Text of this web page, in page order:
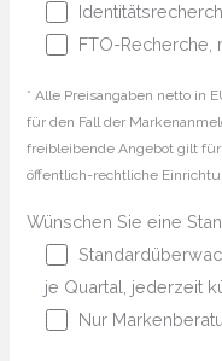
FTO-Recherche,
* Alle Preisangaben netto in
für den Fall der
freibleibende Angebot gilt
öffentlich-rechtliche
Wünschen Sie eine
je Quartal, jederzeit
Nur